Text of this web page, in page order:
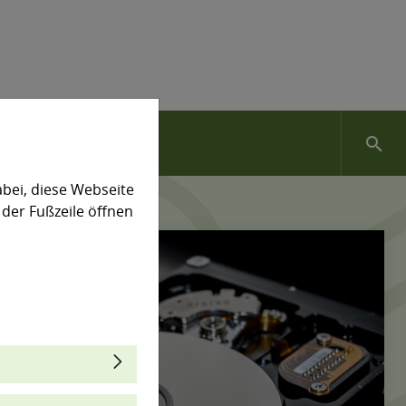
search
diese Webseite
Fußzeile öffnen